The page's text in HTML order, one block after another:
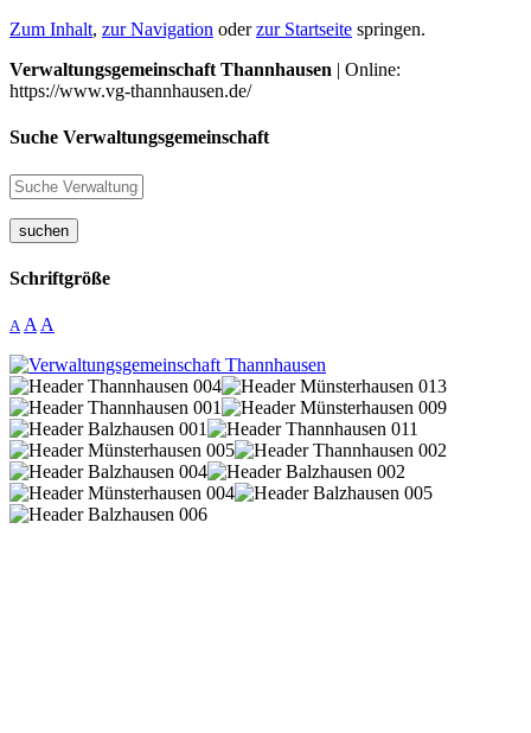
Zum Inhalt, zur Navigation oderzur Startseite springen.
Verwaltungsgemeinschaft Thannhausen | Online:
https://www.vg-thannhausen.de/
Suche Verwaltungsgemeinschaft
suchen
Schriftgröße
A A A